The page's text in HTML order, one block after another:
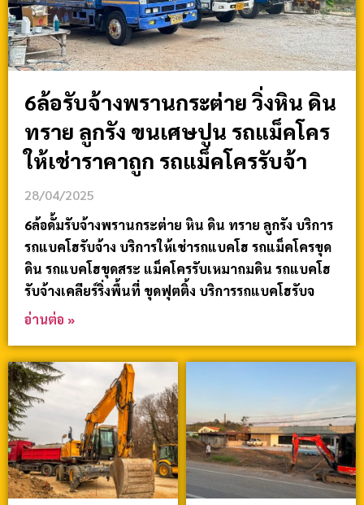
6ล้อรับจ้างพรานกระต่าย วิ่งหิน ดิน
ทราย ลูกรัง ขนเศษปูน รถแม็คโคร
ให้เช่าราคาถูก รถแม็คโครรับจ้า
28/04/2025
6ล้อดั้มรับจ้างพรานกระต่าย หิน ดิน ทราย ลูกรัง บริการ
รถแบคโฮรับจ้าง บริการให้เช่ารถแบคโฮ รถแม็คโครขุด
ดิน รถแบคโฮขุดสระ แม็คโครรับเหมาถมดิน รถแบคโฮ
รับจ้างเคลียร์ริ่งพื้นที่ ขุดฟุตติ้ง บริการรถแบคโฮรับจ
อ่านต่อ »